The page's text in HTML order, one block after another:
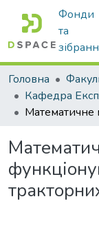
Фонди
та
Головна